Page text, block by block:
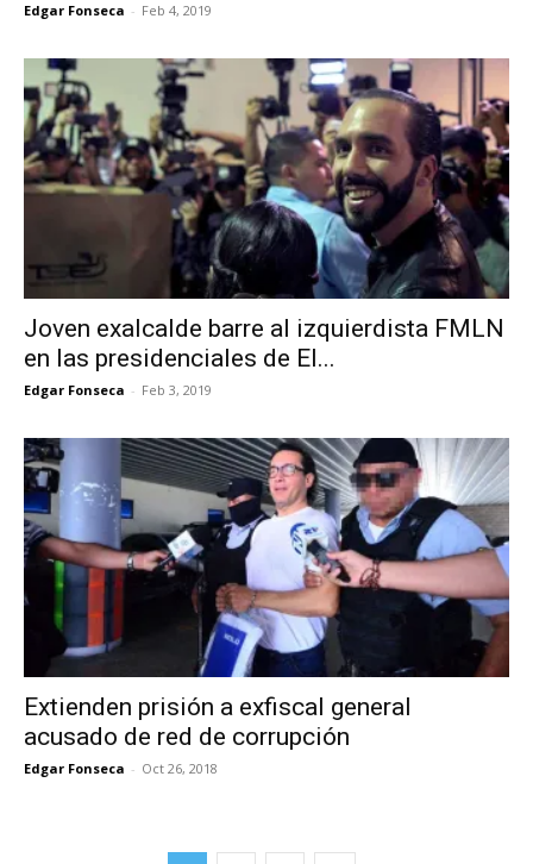
Edgar Fonseca - Feb 4, 2019
Joven exalcalde barre al izquierdista FMLN
en las presidenciales de El...
Edgar Fonseca - Feb 3, 2019
Extienden prisión a exfiscal general
acusado de red de corrupción
Edgar Fonseca - Oct 26, 2018